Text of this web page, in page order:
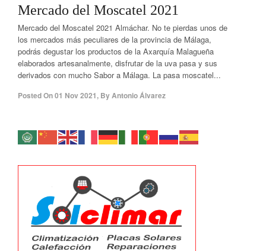
Mercado del Moscatel 2021
Mercado del Moscatel 2021 Almáchar. No te pierdas unos de
los mercados más peculiares de la provincia de Málaga,
podrás degustar los productos de la Axarquía Malagueña
elaborados artesanalmente, disfrutar de la uva pasa y sus
derivados con mucho Sabor a Málaga. La pasa moscatel...
Posted On01 Nov 2021, ByAntonio Álvarez